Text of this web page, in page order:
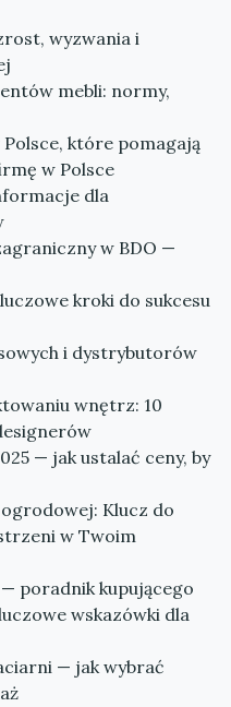
wyzwania i
mebli: normy,
które pomagają
w Polsce
dla
w BDO —
kroki do sukcesu
i dystrybutorów
wnętrz: 10
— jak ustalać ceny, by
Klucz do
w Twoim
poradnik kupującego
wskazówki dla
— jak wybrać